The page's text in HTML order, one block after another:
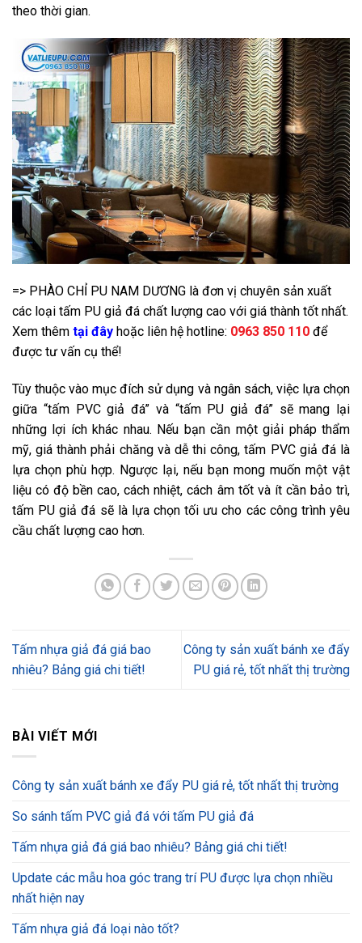
theo thời gian.
=> PHÀO CHỈ PU NAM DƯƠNG là đơn vị chuyên sản xuất
các loại tấm PU giả đá chất lượng cao với giá thành tốt nhất.
Xem thêm tại đây hoặc liên hệ hotline: 0963 850 110 để
được tư vấn cụ thể!
Tùy thuộc vào mục đích sử dụng và ngân sách, việc lựa chọn
giữa “tấm PVC giả đá” và “tấm PU giả đá” sẽ mang lại
những lợi ích khác nhau. Nếu bạn cần một giải pháp thẩm
mỹ, giá thành phải chăng và dễ thi công, tấm PVC giả đá là
lựa chọn phù hợp. Ngược lại, nếu bạn mong muốn một vật
liệu có độ bền cao, cách nhiệt, cách âm tốt và ít cần bảo trì,
tấm PU giả đá sẽ là lựa chọn tối ưu cho các công trình yêu
cầu chất lượng cao hơn.
Tấm nhựa giả đá giá bao
nhiêu? Bảng giá chi tiết!
Công ty sản xuất bánh xe đẩy
PU giá rẻ, tốt nhất thị trường
BÀI VIẾT MỚI
Công ty sản xuất bánh xe đẩy PU giá rẻ, tốt nhất thị trường
So sánh tấm PVC giả đá với tấm PU giả đá
Tấm nhựa giả đá giá bao nhiêu? Bảng giá chi tiết!
Update các mẫu hoa góc trang trí PU được lựa chọn nhiều
nhất hiện nay
Tấm nhựa giả đá loại nào tốt?